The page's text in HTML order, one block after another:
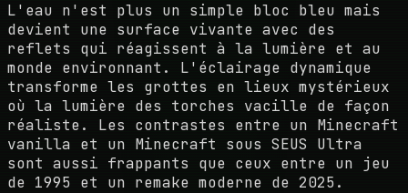
L'eau n'est plus un simple bloc bleu mais
devient une surface vivante avec des
reflets qui réagissent à la lumière et au
monde environnant. L'éclairage dynamique
transforme les grottes en lieux mystérieux
où la lumière des torches vacille de façon
réaliste. Les contrastes entre un Minecraft
vanilla et un Minecraft sous SEUS Ultra
sont aussi frappants que ceux entre un jeu
de 1995 et un remake moderne de 2025.